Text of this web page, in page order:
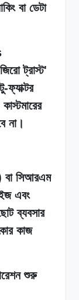
বা ডেটা
ট্রাস্ট'
না।
বা সিআরএম
এবং
ব্যবসার
কাজ
শুরু